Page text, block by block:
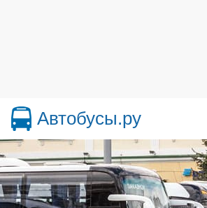
Автобусы.ру